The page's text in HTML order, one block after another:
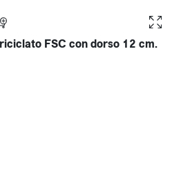
FSC con dorso 12 cm.